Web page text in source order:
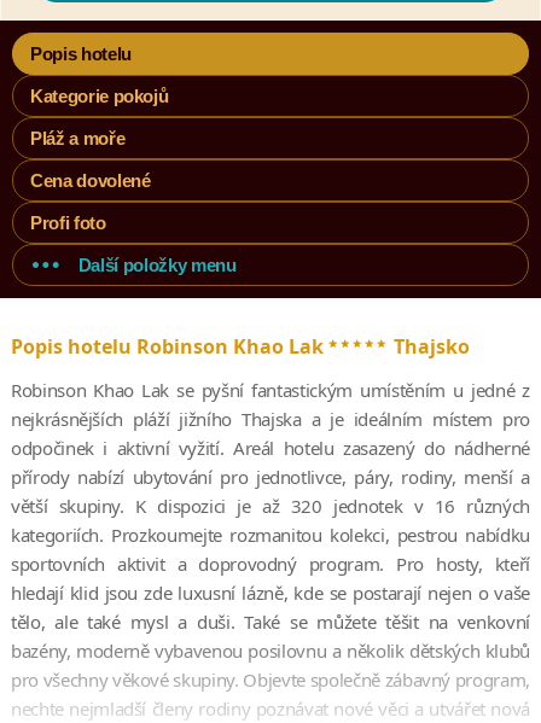
Popis hotelu
Kategorie pokojů
Pláž a moře
Cena dovolené
Profi foto
Další položky menu
Popis hotelu Robinson Khao Lak***** Thajsko
Robinson Khao Lak se pyšní fantastickým umístěním u jedné z
nejkrásnějších pláží jižního Thajska a je ideálním místem pro
odpočinek i aktivní vyžití. Areál hotelu zasazený do nádherné
přírody nabízí ubytování pro jednotlivce, páry, rodiny, menší a
větší skupiny. K dispozici je až 320 jednotek v 16 různých
kategoriích. Prozkoumejte rozmanitou kolekci, pestrou nabídku
sportovních aktivit a doprovodný program. Pro hosty, kteří
hledají klid jsou zde luxusní lázně, kde se postarají nejen o vaše
tělo, ale také mysl a duši. Také se můžete těšit na venkovní
bazény, moderně vybavenou posilovnu a několik dětských klubů
pro všechny věkové skupiny. Objevte společně zábavný program,
nechte nejmladší členy rodiny poznávat nové věci a utvářet nová